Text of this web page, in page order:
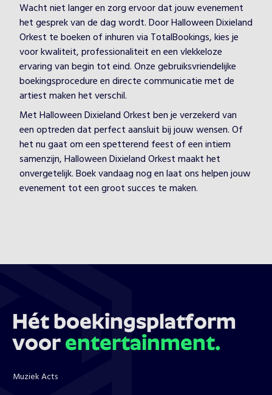
Wacht niet langer en zorg ervoor dat jouw evenement
het gesprek van de dag wordt. Door Halloween Dixieland
Orkest te boeken of inhuren via TotalBookings, kies je
voor kwaliteit, professionaliteit en een vlekkeloze
ervaring van begin tot eind. Onze gebruiksvriendelijke
boekingsprocedure en directe communicatie met de
artiest maken het verschil.
Met Halloween Dixieland Orkest ben je verzekerd van
een optreden dat perfect aansluit bij jouw wensen. Of
het nu gaat om een spetterend feest of een intiem
samenzijn, Halloween Dixieland Orkest maakt het
onvergetelijk. Boek vandaag nog en laat ons helpen jouw
evenement tot een groot succes te maken.
Hét boekingsplatform
voor entertainment.
Muziek Acts